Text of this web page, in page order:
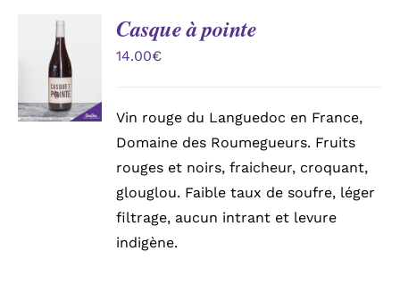
Mon compte
Panier
AJOUTER
AU
PANIER
/
DÉTAILS
Casque à pointe
14.00€
Vin rouge du Languedoc en France,
Domaine des Roumegueurs. Fruits
rouges et noirs, fraicheur, croquant,
glouglou. Faible taux de soufre, léger
filtrage, aucun intrant et levure
indigène.